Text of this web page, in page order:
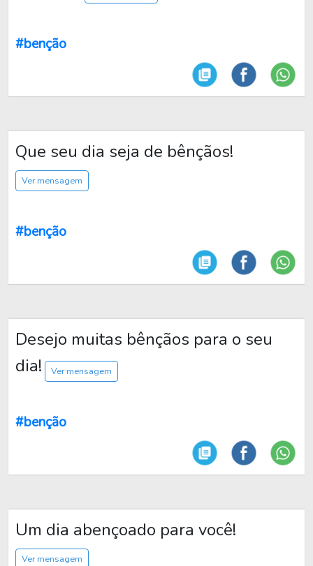
#benção
Que seu dia seja de bênçãos!
Ver mensagem
#benção
Desejo muitas bênçãos para o seu
dia!
Ver mensagem
#benção
Um dia abençoado para você!
Ver mensagem